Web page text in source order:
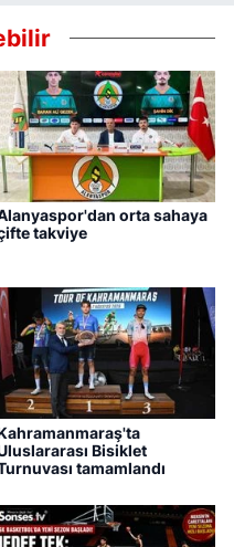
orta sahaya
takviye
Bisiklet
tamamlandı